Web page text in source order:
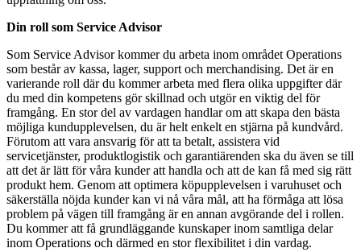
Din roll som Service Advisor
Som Service Advisor kommer du arbeta inom området Operations
som består av kassa, lager, support och merchandising. Det är en
varierande roll där du kommer arbeta med flera olika uppgifter där
du med din kompetens gör skillnad och utgör en viktig del för
framgång. En stor del av vardagen handlar om att skapa den bästa
möjliga kundupplevelsen, du är helt enkelt en stjärna på kundvård.
Förutom att vara ansvarig för att ta betalt, assistera vid
servicetjänster, produktlogistik och garantiärenden ska du även se till
att det är lätt för våra kunder att handla och att de kan få med sig rätt
produkt hem. Genom att optimera köpupplevelsen i varuhuset och
säkerställa nöjda kunder kan vi nå våra mål, att ha förmåga att lösa
problem på vägen till framgång är en annan avgörande del i rollen.
Du kommer att få grundläggande kunskaper inom samtliga delar
inom Operations och därmed en stor flexibilitet i din vardag.